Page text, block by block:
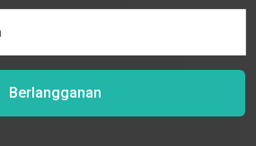
Berlangganan